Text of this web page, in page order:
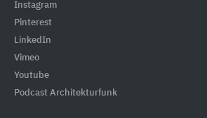
Instagram
Pinterest
LinkedIn
Vimeo
Youtube
Podcast Architekturfunk